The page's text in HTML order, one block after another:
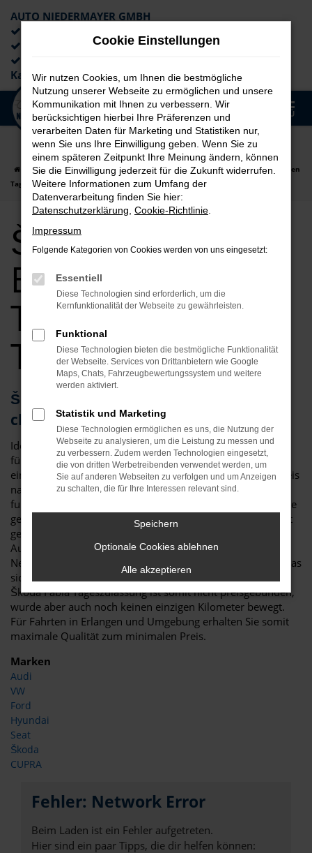
Zum
Hauptinhalt
springen
AUTO NIEDERMAYER GMBH
Lieferung an die Haustür
Kaufabwicklung
MENÜ
Startseite Erlangen Škoda Škoda Fabia
Škoda Fabia für Erlangen
Tageszulassung Top Angebote
Škoda Fabia für
Erlangen
Tageszulassung
Top Angebote
Škoda Fabia Tageszulassung – die
clevere Alternative für Erlangen
Ideen muss man haben! Eine Škoda Fabia Tageszulassung
für Erlangen ist eine clevere Möglichkeit, um gleichzeitig
einen Neuwagen zu fahren, hierfür aber lediglich einen Preis
nahe dem Gebrauchtwagenniveau zu zahlen. Dies
funktioniert dank eines Tricks, der in der Automobilbranche
gerne praktiziert wird: eine Škoda Fabia Tageszulassung ist
genau genommen ein klassischer Neuwagen. Viele
Automobilhändler sind jedoch in den Rabatten für
Neufahrzeuge an die Vorgaben der Hersteller gebunden, was
sich durch das Zulassen für einen Tag umgehen lässt. Eine
Škoda Fabia Tageszulassung ist somit nicht preisgebunden,
wurde aber auch noch keinen einzigen Kilometer bewegt.
Für Fahrten in Erlangen und Umgebung erhalten Sie somit
maximale Qualität zum minimalen Preis.
Marken
Audi
VW
Ford
Hyundai
Seat
Škoda
CUPRA
Fehler: Network Error
Beim Laden ist ein Fehler aufgetreten.
Hier sind ein paar Tipps, die dir helfen können:
Cookie Einstellungen
Wir nutzen Cookies, um Ihnen die bestmögliche
Nutzung unserer Webseite zu ermöglichen und unsere
Kommunikation mit Ihnen zu verbessern. Wir
berücksichtigen hierbei Ihre Präferenzen und
verarbeiten Daten für Marketing und Statistiken nur,
wenn Sie uns Ihre Einwilligung geben. Wenn Sie zu
einem späteren Zeitpunkt Ihre Meinung ändern, können
Sie die Einwilligung jederzeit für die Zukunft widerrufen.
Weitere Informationen zum Umfang der
Datenverarbeitung finden Sie hier:
Datenschutzerklärung Cookie-Richtlinie
Impressum
Folgende Kategorien von Cookies werden von uns eingesetzt:
Essentiell
Diese Technologien sind erforderlich, um die
Kernfunktionalität der Webseite zu gewährleisten.
Funktional
Diese Technologien bieten die bestmögliche Funktionalität
der Webseite. Services von Drittanbietern wie Google
Maps, Chats, Fahrzeugbewertungssystem und weitere
werden aktiviert.
Statistik und Marketing
Diese Technologien ermöglichen es uns, die Nutzung der
Webseite zu analysieren, um die Leistung zu messen und
zu verbessern. Zudem werden Technologien eingesetzt,
die von dritten Werbetreibenden verwendet werden, um
Sie auf anderen Webseiten zu verfolgen und um Anzeigen
zu schalten, die für Ihre Interessen relevant sind.
Speichern
Optionale Cookies ablehnen
Alle akzeptieren